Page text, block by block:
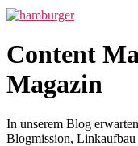
Content
Magazin
In unserem Blog
Blogmission,